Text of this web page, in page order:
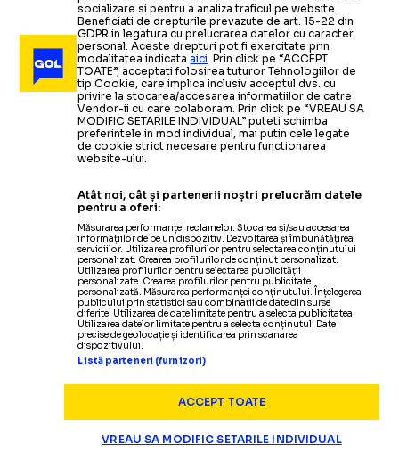
prezintă situația
ARHIVA FOTBAL 06.05.2022
Chelsea Londra, aproape de a avea noi patroni-Cine
va veni în locul lui Roman Abramovich și la ce
valoare se ridică tranzacția
ARHIVA FOTBAL 24.03.2022
Chelsea, ajutor financiar de la Roman Abramovich
ARHIVA FOTBAL 16.03.2022
Varianta surprinzătoare de patron
pentru Chelsea Londra
Citește mai mult
ARHIVA FOTBAL 15.03.2022
Chelsea, probleme mari din cauza
lui Abramovich: Suma disponibilă
pentru deplasări
Citește mai mult
ARHIVA FOTBAL 13.03.2022
Premier League: Chelsea, victorie pe final la primul
meci fără Roman Abramovich patron (Rezultatele
ARHIVA FOTBAL 13.03.2022
socializare si pentru a analiza traficul pe website.
Beneficiati de drepturile prevazute de art. 15-22 din
GDPR in legatura cu prelucrarea datelor cu caracter
personal. Aceste drepturi pot fi exercitate prin
modalitatea indicataaici . Prin click pe “ACCEPT
TOATE”, acceptati folosirea tuturor Tehnologiilor de
tip Cookie, care implica inclusiv acceptul dvs. cu
privire la stocarea/accesarea informatiilor de catre
Vendor-ii cu care colaboram. Prin click pe “VREAU SA
MODIFIC SETARILE INDIVIDUAL” puteti schimba
preferintele in mod individual, mai putin cele legate
de cookie strict necesare pentru functionarea
website-ului.
Atât noi, cât și partenerii noștri prelucrăm datele
pentru a oferi:
Măsurarea performanței reclamelor. Stocarea și/sau accesarea
informațiilor de pe un dispozitiv. Dezvoltarea și îmbunătățirea
serviciilor. Utilizarea profilurilor pentru selectarea conținutului
personalizat. Crearea profilurilor de conținut personalizat.
Utilizarea profilurilor pentru selectarea publicității
personalizate. Crearea profilurilor pentru publicitate
personalizată. Măsurarea performanței conținutului. Înțelegerea
publicului prin statistici sau combinații de date din surse
diferite. Utilizarea de date limitate pentru a selecta publicitatea.
Utilizarea datelor limitate pentru a selecta conținutul. Date
precise de geolocație și identificarea prin scanarea
dispozitivului.
Listă parteneri (furnizori)
ACCEPT TOATE
VREAU SA MODIFIC SETARILE INDIVIDUAL